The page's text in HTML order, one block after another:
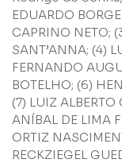
EDUARDO
CAPRINO NETO;
SANT’ANNA; (4)
FERNANDO
BOTELHO; (6)
(7) LUIZ
ANÍBAL DE LIMA
ORTIZ
RECKZIEGEL
Li e
Enviar